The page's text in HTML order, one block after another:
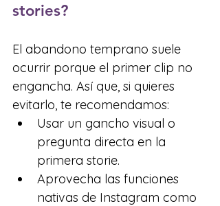
stories?
El abandono temprano suele
ocurrir porque el primer clip no
engancha. Así que, si quieres
evitarlo, te recomendamos:
Usar un gancho visual o
pregunta directa en la
primera storie.
Aprovecha las funciones
nativas de Instagram como